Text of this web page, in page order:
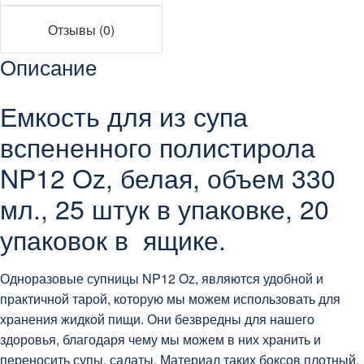
Отзывы (0)
Описание
Емкость для из супа
вспененного полистирола
NP12 Oz, белая, объем 330
мл., 25 штук в упаковке, 20
упаковок в ящике.
Одноразовые супницы NP12 Oz, являются удобной и
практичной тарой, которую мы можем использовать для
хранения жидкой пищи. Они безвредны для нашего
здоровья, благодаря чему мы можем в них хранить и
переносить супы, салаты. Материал таких боксов плотный,